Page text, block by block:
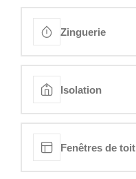
Zinguerie
Isolation
Fenêtres de toit